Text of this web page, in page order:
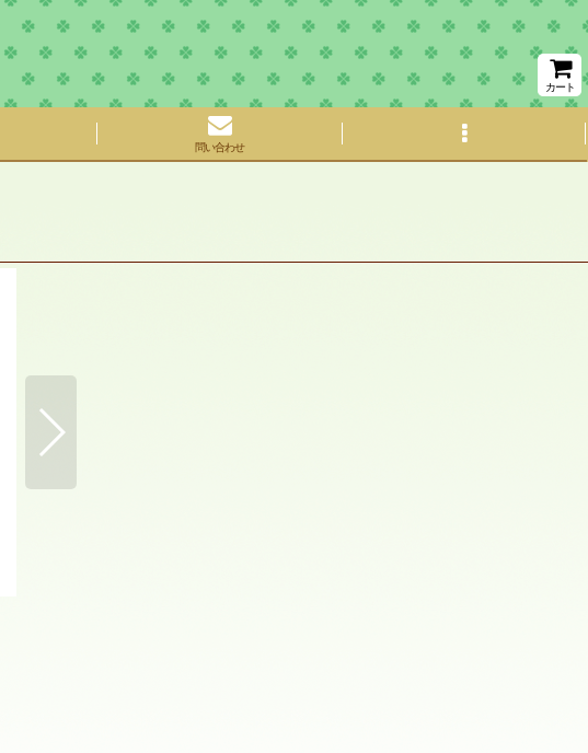
カート
問い合わせ